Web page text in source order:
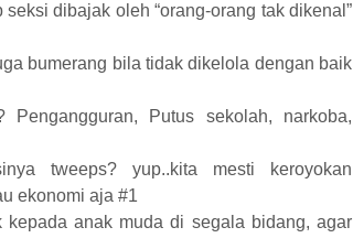
dibajak oleh “orang-orang tak dikenal”
bumerang bila tidak dikelola dengan baik
Putus sekolah, narkoba,
tweeps? yup..kita mesti keroyokan
ekonomi aja #1
anak muda di segala bidang, agar